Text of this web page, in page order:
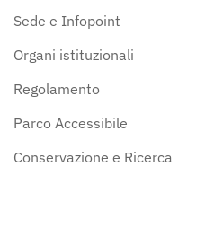
Sede e Infopoint
Organi istituzionali
Regolamento
Parco Accessibile
Conservazione e Ricerca